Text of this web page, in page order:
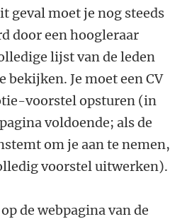
geval moet je nog steeds
door een hoogleraar
lijst van de leden
bekijken. Je moet een CV
voorstel opsturen (in
voldoende; als de
om je aan te nemen,
voorstel uitwerken).
de webpagina van de